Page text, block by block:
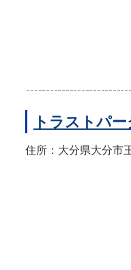
トラストパ
住所：大分県大分市